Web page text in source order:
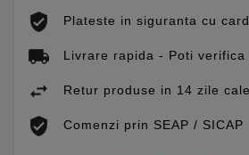
Plateste in siguranta cu card
Livrare rapida - Poti verifica
Retur produse in 14 zile
Comenzi prin SEAP / SICAP